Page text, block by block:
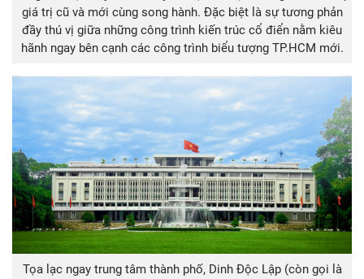
giá trị cũ và mới cùng song hành. Đặc biệt là sự tương phản
đầy thú vị giữa những công trình kiến trúc cổ điển nằm kiêu
hãnh ngay bên cạnh các công trình biểu tượng TP.HCM mới.
Tọa lạc ngay trung tâm thành phố, Dinh Độc Lập (còn gọi là